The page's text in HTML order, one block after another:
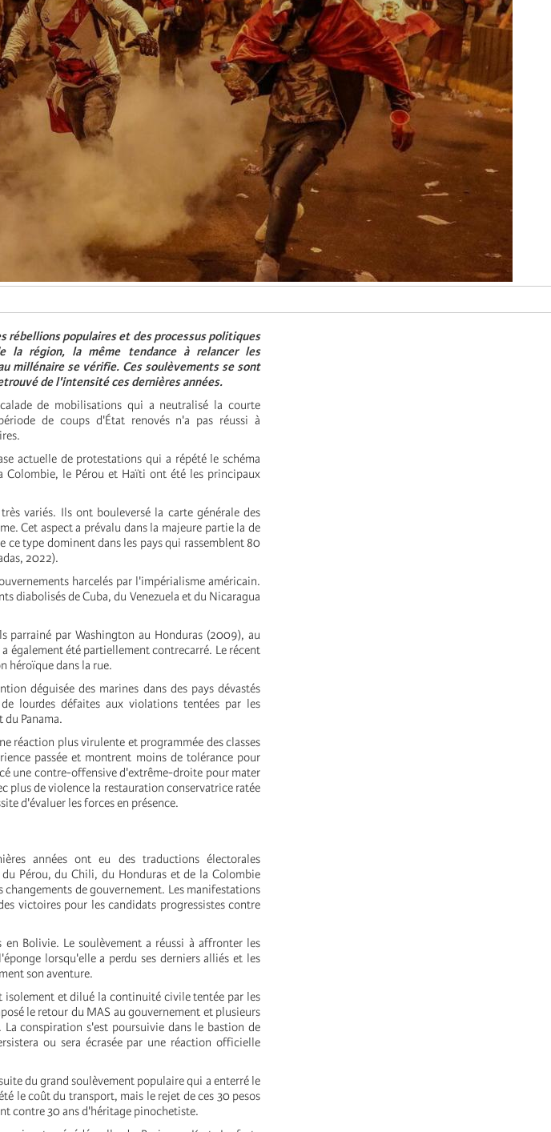
rébellions populaires et des processus politiques
la région, la même tendance à relancer les
millénaire se vérifie. Ces soulèvements se sont
de l'intensité ces dernières années.
de mobilisations qui a neutralisé la courte
de coups d'État renovés n'a pas réussi à
actuelle de protestations qui a répété le schéma
le Pérou et Haïti ont été les principaux
variés. Ils ont bouleversé la carte générale des
Cet aspect a prévalu dans la majeure partie la de
ce type dominent dans les pays qui rassemblent 80
2022).
harcelés par l'impérialisme américain.
diabolisés de Cuba, du Venezuela et du Nicaragua
par Washington au Honduras (2009), au
également été partiellement contrecarré. Le récent
héroïque dans la rue.
déguisée des marines dans des pays dévastés
lourdes défaites aux violations tentées par les
Panama.
réaction plus virulente et programmée des classes
passée et montrent moins de tolérance pour
une contre-offensive d'extrême-droite pour mater
plus de violence la restauration conservatrice ratée
d'évaluer les forces en présence.
années ont eu des traductions électorales
Pérou, du Chili, du Honduras et de la Colombie
de gouvernement. Les manifestations
victoires pour les candidats progressistes contre
Bolivie. Le soulèvement a réussi à affronter les
lorsqu'elle a perdu ses derniers alliés et les
son aventure.
isolement et dilué la continuité civile tentée par les
le retour du MAS au gouvernement et plusieurs
conspiration s'est poursuivie dans le bastion de
ou sera écrasée par une réaction officielle
du grand soulèvement populaire qui a enterré le
le coût du transport, mais le rejet de ces 30 pesos
contre 30 ans d'héritage pinochetiste.